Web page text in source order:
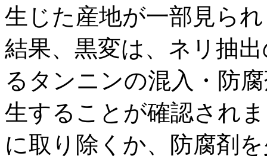
生じた産地が一部見ら
結果、黒変は、ネリ抽
るタンニンの混入・防
生することが確認され
に取り除くか、防腐剤